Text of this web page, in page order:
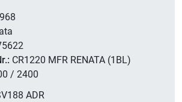
CR1220 MFR RENATA (1BL)
/ 2400
ADR